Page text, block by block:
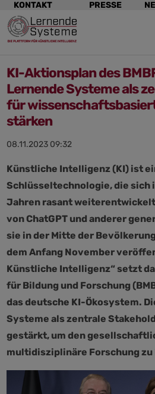
KONTAKT PRESSE
KI-Aktionsplan des
Lernende Systeme als
für
stärken
08.11.2023 09:32
Künstliche Intelligenz (KI) ist
Schlüsseltechnologie, die sich
Jahren rasant
von ChatGPT und anderer
sie in der Mitte der
dem Anfang November
Künstliche Intelligenz“ setzt
für Bildung und Forschung
das deutsche KI-Ökosystem.
Systeme als zentrale
gestärkt, um den
multidisziplinäre Forschung